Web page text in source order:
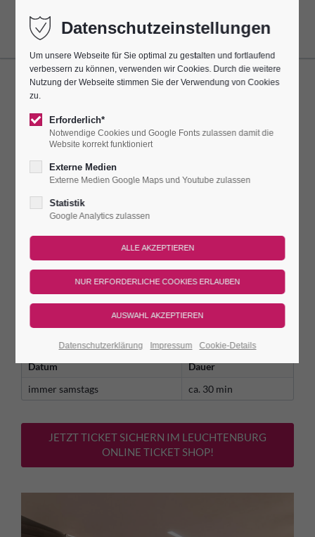
Datenschutzeinstellungen
Um unsere Webseite für Sie optimal zu gestalten und fortlaufend
verbessern zu können, verwenden wir Cookies. Durch die weitere
Nutzung der Webseite stimmen Sie der Verwendung von Cookies
zu.
Erforderlich*
Notwendige Cookies und Google Fonts zulassen damit die
Website korrekt funktioniert
Externe Medien
Externe Medien Google Maps und Youtube zulassen
Statistik
Google Analytics zulassen
Datenschutzerklärung Impressum Cookie-Details
LIVEMUSIK AN DER
"SINGENDEN SÄGE
Dieser Termin hatte sich alle 7 Tage bis zum 26.07.2025
wiederholt.
SINGENDE SÄGE IN DER PORZELLANKIRCHE
Die Künstlerin Rosi Höfer aus Kahla spielt Lieder auf der
singenden Säge. Am Sonnabend dürfen unsere Burggäste für
eine halbe Stunde dem singenden Instrument in der
einzigartigen Porzellankirche lauschen.
An diesen Tagen gilt der reguläre Burgeintritt. Das Konzert ist
Datum
Dauer
immer samstags
ca. 30 min
JETZT TICKET SICHERN IM LEUCHTENBURG
ONLINE TICKET SHOP!